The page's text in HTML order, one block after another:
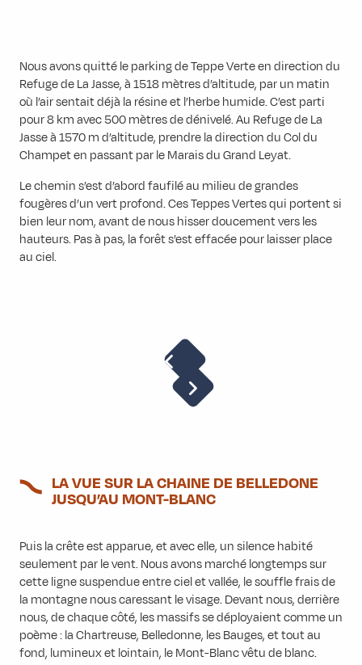
Nous avons quitté le parking de Teppe Verte en direction du
Refuge de La Jasse, à 1518 mètres d’altitude, par un matin
où l’air sentait déjà la résine et l’herbe humide. C’est parti
pour 8 km avec 500 mètres de dénivelé. Au Refuge de La
Jasse à 1570 m d’altitude, prendre la direction du Col du
Champet en passant par le Marais du Grand Leyat.
Le chemin s’est d’abord faufilé au milieu de grandes
fougères d’un vert profond. Ces Teppes Vertes qui portent si
bien leur nom, avant de nous hisser doucement vers les
hauteurs. Pas à pas, la forêt s’est effacée pour laisser place
au ciel.
LA VUE SUR LA CHAINE DE BELLEDONE
JUSQU’AU MONT-BLANC
Puis la crête est apparue, et avec elle, un silence habité
seulement par le vent. Nous avons marché longtemps sur
cette ligne suspendue entre ciel et vallée, le souffle frais de
la montagne nous caressant le visage. Devant nous, derrière
nous, de chaque côté, les massifs se déployaient comme un
poème : la Chartreuse, Belledonne, les Bauges, et tout au
fond, lumineux et lointain, le Mont-Blanc vêtu de blanc.